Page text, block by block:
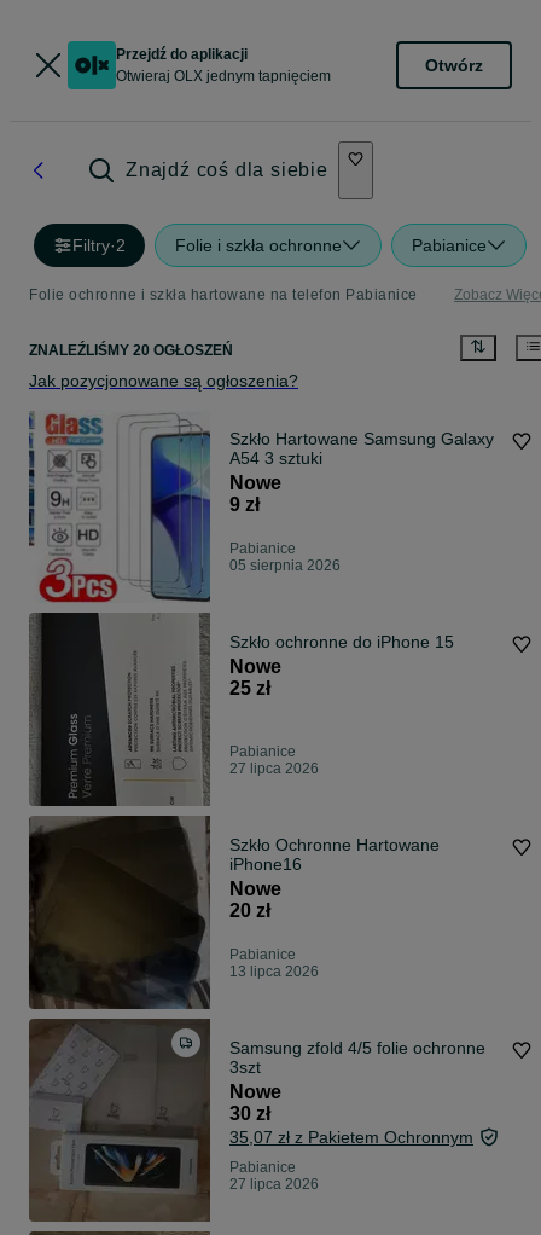
Przejdź do aplikacji
Otwieraj OLX jednym tapnięciem
Otwórz
Znajdź coś dla siebie
Filtry·2 Folie i szkła ochronne Pabianice
Folie ochronne i szkła hartowane na telefon Pabianice Zobacz
ZNALEŹLIŚMY 20 OGŁOSZEŃ
Jak pozycjonowane są ogłoszenia?
Szkło Hartowane Samsung Galaxy
A54 3 sztuki
Nowe
9 zł
Pabianice
05 sierpnia 2026
Szkło ochronne do iPhone 15
Nowe
25 zł
Pabianice
27 lipca 2026
Szkło Ochronne Hartowane
iPhone16
Nowe
20 zł
Pabianice
13 lipca 2026
Samsung zfold 4/5 folie ochronne
3szt
Nowe
30 zł
35,07 zł z Pakietem Ochronnym
Pabianice
27 lipca 2026